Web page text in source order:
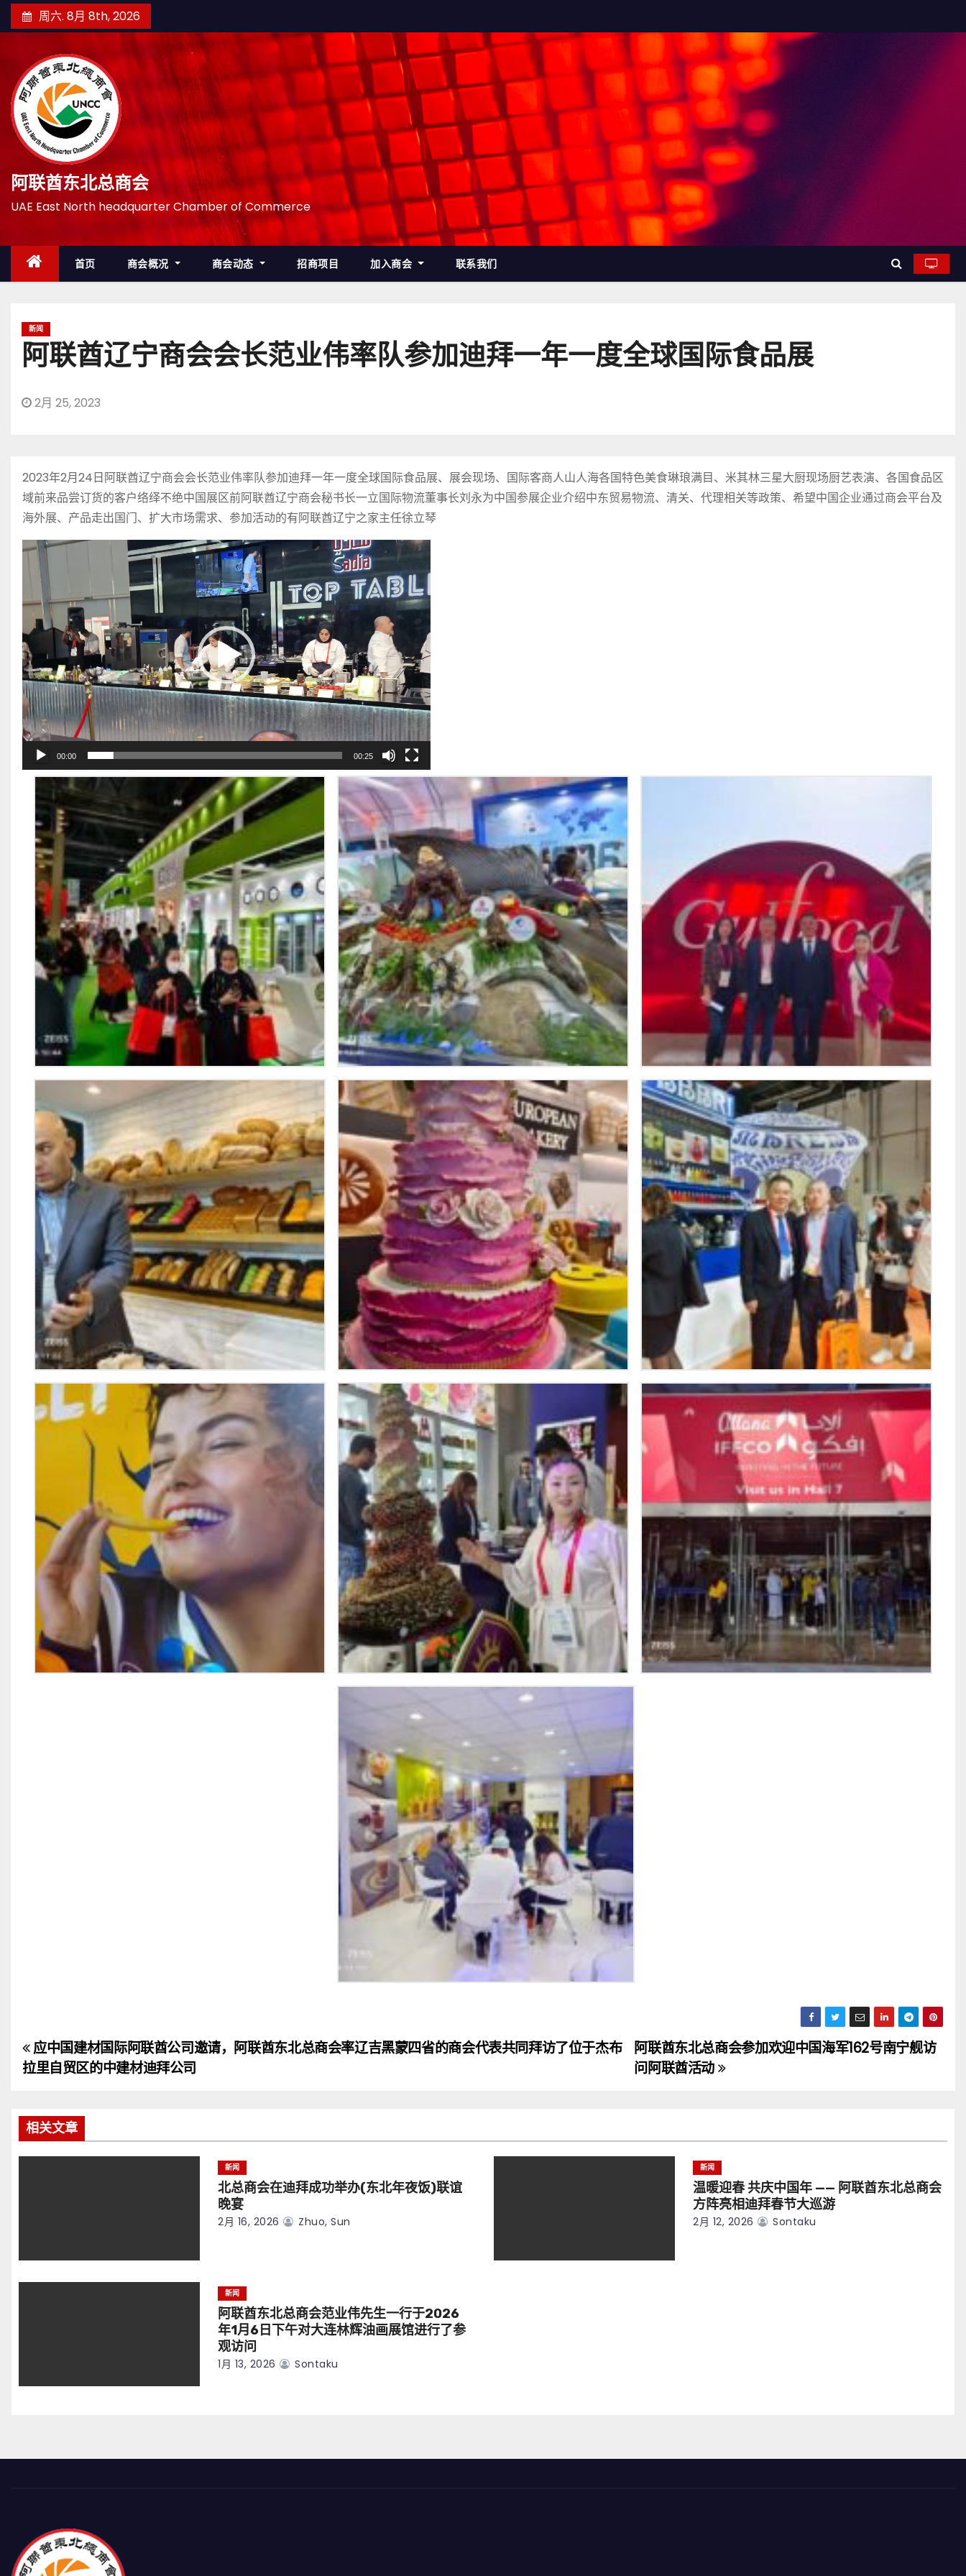
至
周六. 8月 8th, 2026
阿联酋东北总商会
UAE East North headquarter Chamber of Commerce
首页 商会概况 商会动态 招商项目 加入商会 联系我们
新闻
阿联酋辽宁商会会长范业伟率队参加迪拜一年一度全球国际食品展
2月 25, 2023
2023年2月24日阿联酋辽宁商会会长范业伟率队参加迪拜一年一度全球国际食品展、展会现场、国际客商人山人海各国特色美食琳琅满目、米其林三星大厨现场厨艺表演、各国食品区
域前来品尝订货的客户络绎不绝中国展区前阿联酋辽宁商会秘书长一立国际物流董事长刘永为中国参展企业介绍中东贸易物流、清关、代理相关等政策、希望中国企业通过商会平台及
海外展、产品走出国门、扩大市场需求、参加活动的有阿联酋辽宁之家主任徐立琴
视
放
器
00:00 00:25
文
章
导
航
阿联酋东北总商会参加欢迎中国海军162号南宁舰访
问阿联酋活动
应中国建材国际阿联酋公司邀请，阿联酋东北总商会率辽吉黑蒙四省的商会代表共同拜访了位于杰布
拉里自贸区的中建材迪拜公司
相关文章
新闻
北总商会在迪拜成功举办(东北年夜饭)联谊
晚宴
2月 16, 2026 Zhuo, Sun
新闻
温暖迎春 共庆中国年 —— 阿联酋东北总商会
方阵亮相迪拜春节大巡游
2月 12, 2026 Sontaku
新闻
阿联酋东北总商会范业伟先生一行于2026
年1月6日下午对大连林辉油画展馆进行了参
观访问
1月 13, 2026 Sontaku